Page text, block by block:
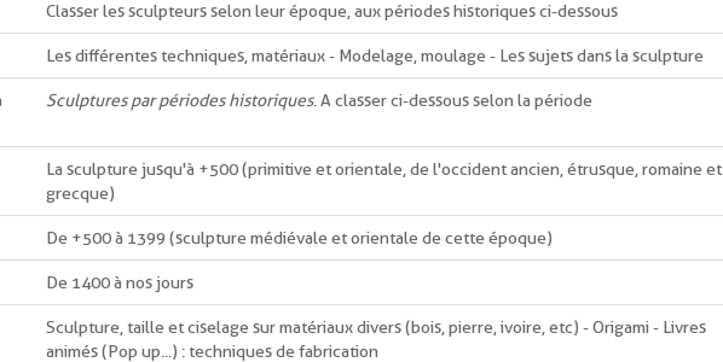
Classer les sculpteurs selon leur époque, aux périodes historiques ci-dessous
Les différentes techniques, matériaux - Modelage, moulage - Les sujets dans la sculpture
Sculptures par périodes historiques. A classer ci-dessous selon la période
La sculpture jusqu'à +500 (primitive et orientale, de l'occident ancien, étrusque, romaine et
grecque)
De +500 à 1399 (sculpture médiévale et orientale de cette époque)
De 1400 à nos jours
Sculpture, taille et ciselage sur matériaux divers (bois, pierre, ivoire, etc) - Origami - Livres
animés (Pop up...) : techniques de fabrication